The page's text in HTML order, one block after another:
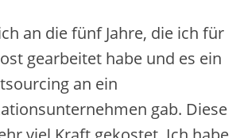
an die fünf Jahre, die ich für
gearbeitet habe und es ein
an ein
gab. Diese